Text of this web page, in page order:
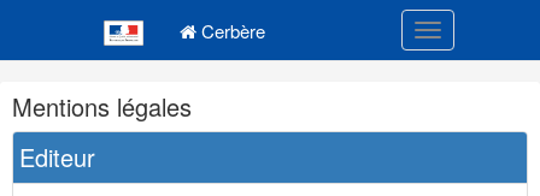
Cerbère Toggle
Navigation
et
outils
annexes
Mentions légales
Editeur